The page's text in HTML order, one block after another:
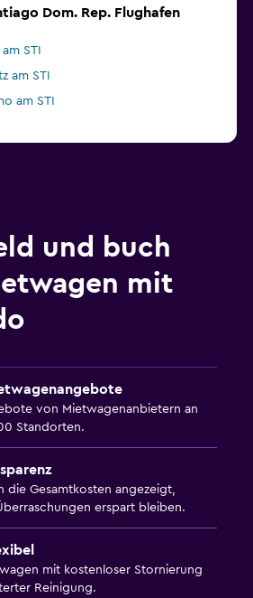
Dom. Rep. Flughafen
STI
am STI
am STI
und buch
mit
von Mietwagenanbietern an
Standorten.
die Gesamtkosten angezeigt,
erspart bleiben.
mit kostenloser Stornierung
Reinigung.